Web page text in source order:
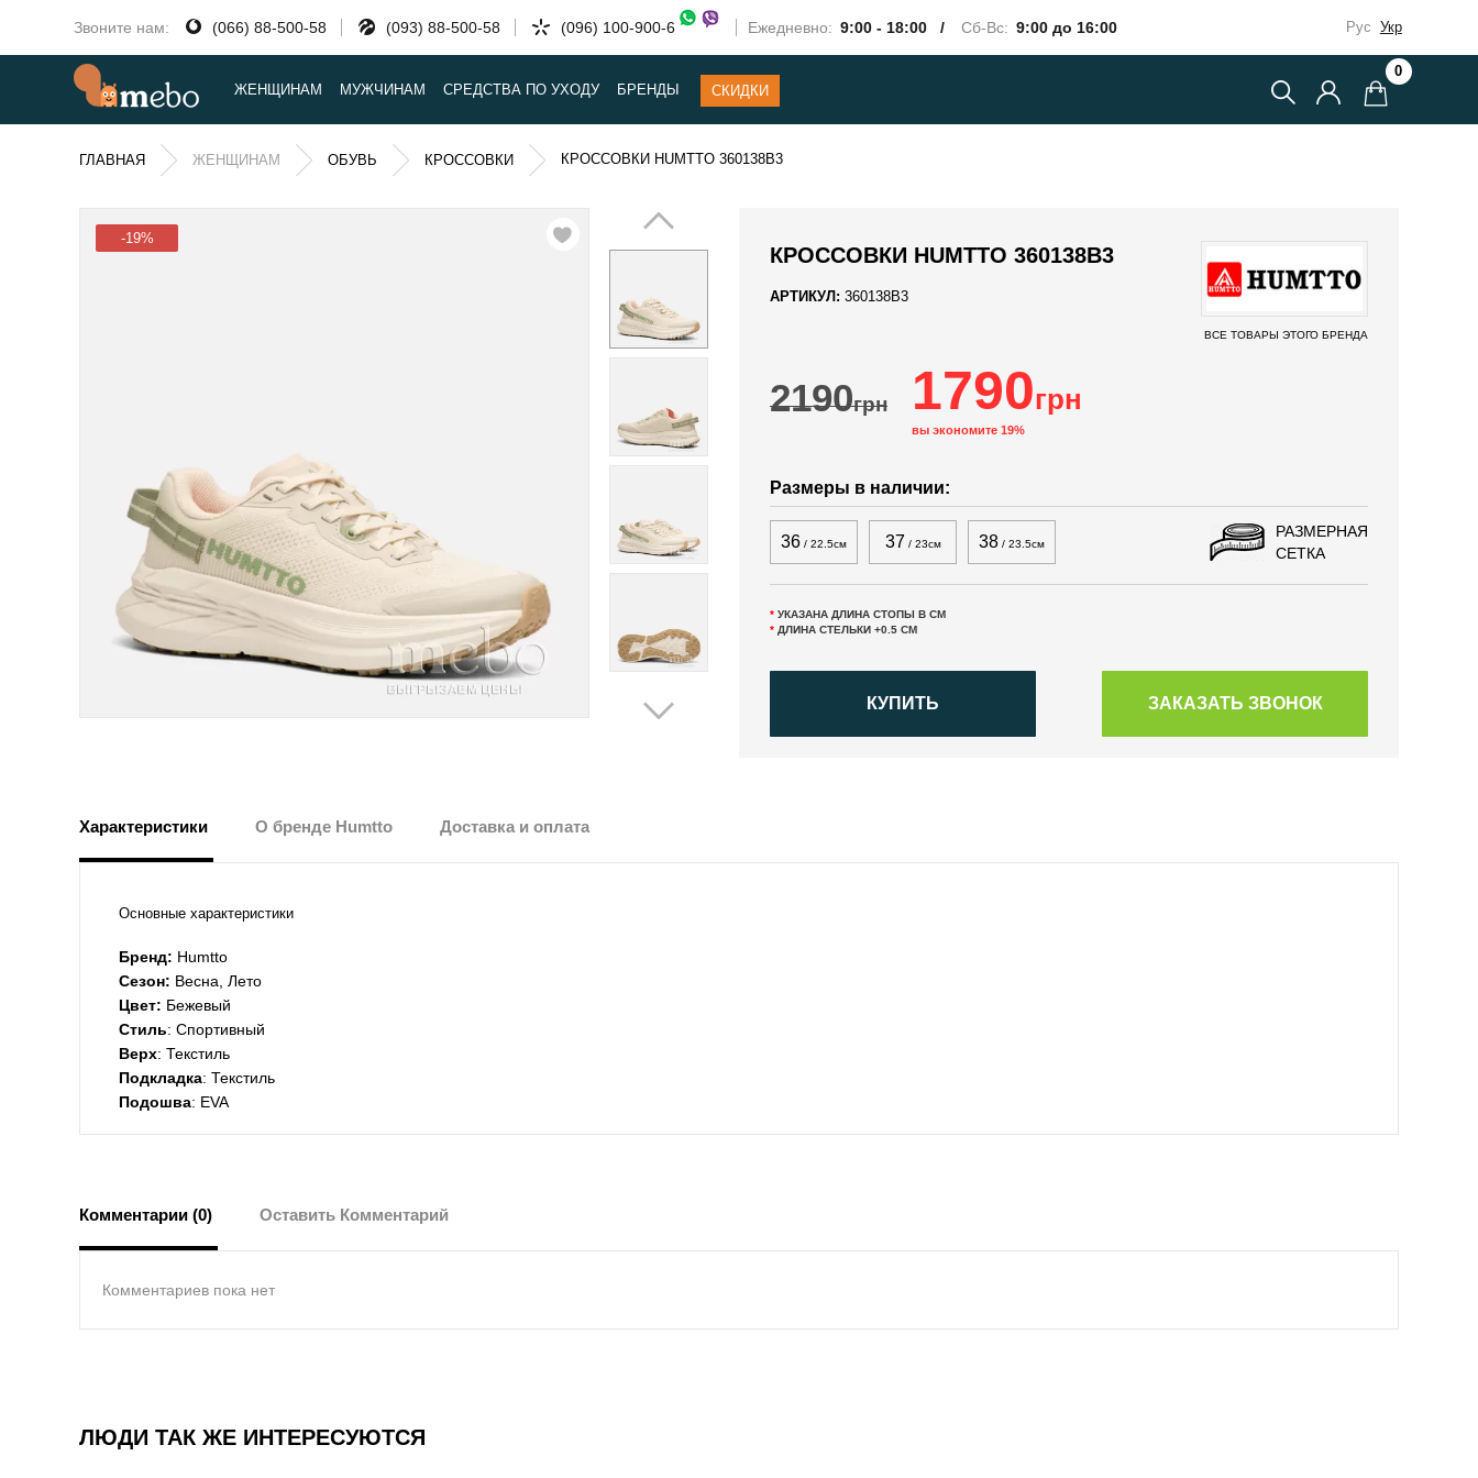
Звоните нам: (066) 88-500-58 (093) 88-500-58 (096) 100-900-6 Ежедневно: 9:00 - 18:00 / Сб-Вс: 9:00 до 16:00 Рус Укр
ЖЕНЩИНАМ МУЖЧИНАМ СРЕДСТВА ПО УХОДУ БРЕНДЫ СКИДКИ
0
ГЛАВНАЯ ЖЕНЩИНАМ ОБУВЬ КРОССОВКИ КРОССОВКИ HUMTTO 360138B3
-19%
КРОССОВКИ HUMTTO 360138B3
АРТИКУЛ: 360138B3
ВСЕ ТОВАРЫ ЭТОГО БРЕНДА
2190грн 1790грн
вы экономите 19%
Размеры в наличии:
36 / 22.5см 37 / 23см 38 / 23.5см
РАЗМЕРНАЯ
СЕТКА
* УКАЗАНА ДЛИНА СТОПЫ В СМ
* ДЛИНА СТЕЛЬКИ +0.5 СМ
КУПИТЬ
Характеристики О бренде Humtto Доставка и оплата
Основные характеристики
Бренд: Humtto
Сезон: Весна, Лето
Цвет: Бежевый
Стиль: Спортивный
Верх: Текстиль
Подкладка: Текстиль
Подошва: EVA
Комментарии (0) Оставить Комментарий
Комментариев пока нет
ЛЮДИ ТАК ЖЕ ИНТЕРЕСУЮТСЯ